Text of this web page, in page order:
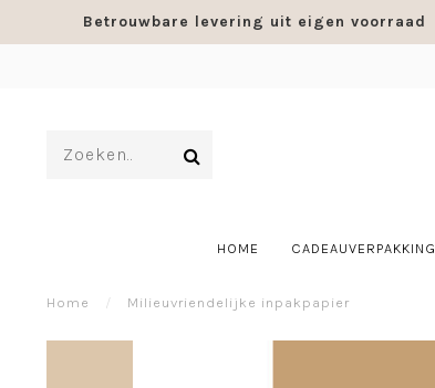
Betrouwbare levering uit eigen voorraad
HOME CADEAUVERPAKKING
Home / Milieuvriendelijke inpakpapier